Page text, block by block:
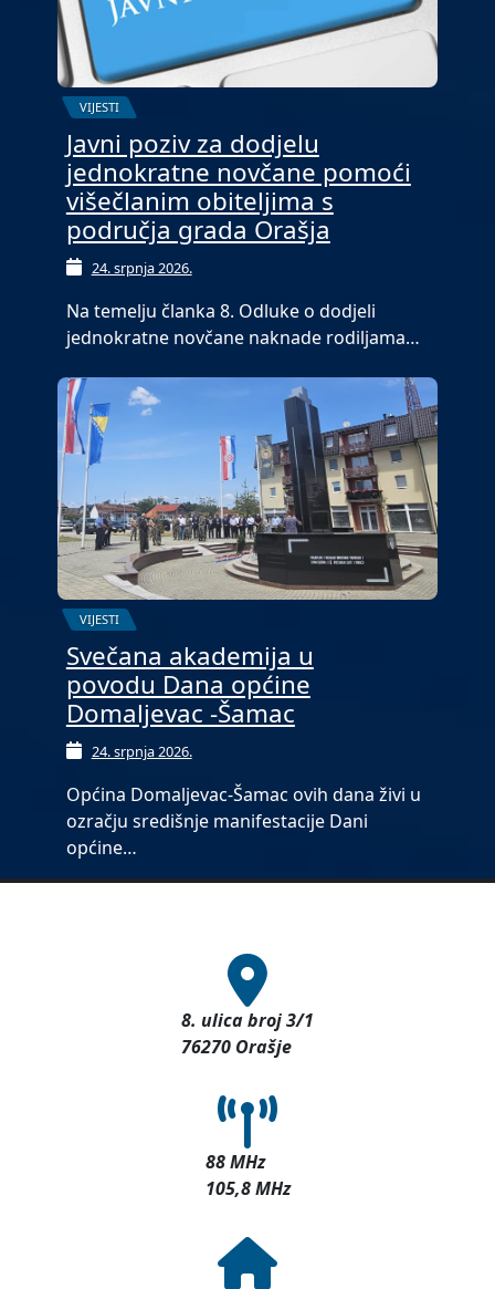
VIJESTI
Javni poziv za dodjelu
jednokratne novčane pomoći
višečlanim obiteljima s
područja grada Orašja
24. srpnja 2026.
Na temelju članka 8. Odluke o dodjeli
jednokratne novčane naknade rodiljama…
VIJESTI
Svečana akademija u
povodu Dana općine
Domaljevac -Šamac
24. srpnja 2026.
Općina Domaljevac-Šamac ovih dana živi u
ozračju središnje manifestacije Dani
općine…
8. ulica broj 3/1
76270 Orašje
88 MHz
105,8 MHz